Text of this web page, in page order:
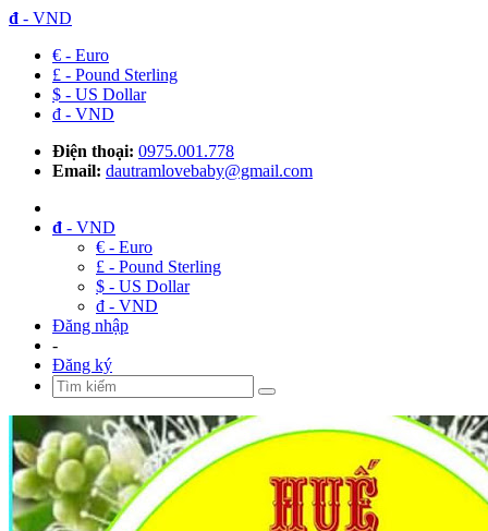
đ - VND
€ - Euro
£ - Pound Sterling
$ - US Dollar
đ - VND
Điện thoại: 0975.001.778
Email: dautramlovebaby@gmail.com
đ - VND
€ - Euro
£ - Pound Sterling
$ - US Dollar
đ - VND
Đăng nhập
-
Đăng ký